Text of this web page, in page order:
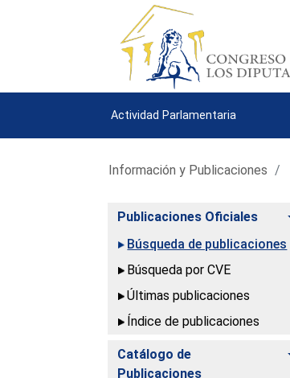
Actividad Parlamentaria
Información y Publicaciones
Publicaciones Oficiales
Búsqueda de publicaciones
Búsqueda por CVE
Últimas publicaciones
Índice de publicaciones
Catálogo de
Publicaciones